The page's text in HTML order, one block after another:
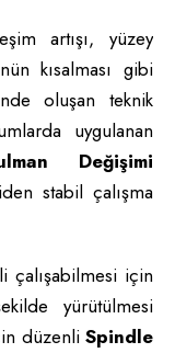
artışı, yüzey
kısalması gibi
oluşan teknik
uygulanan
Değişimi
stabil çalışma
çalışabilmesi için
yürütülmesi
düzenli Spindle